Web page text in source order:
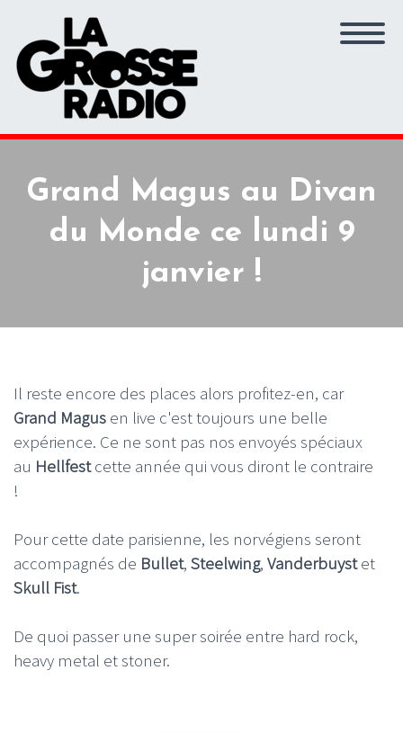
Grand Magus au Divan
du Monde ce lundi 9
janvier !
Il reste encore des places alors profitez-en, car
Grand Magus en live c'est toujours une belle
expérience. Ce ne sont pas nos envoyés spéciaux
au Hellfestcette année qui vous diront le contraire
!
Pour cette date parisienne, les norvégiens seront
accompagnés de Bullet, Steelwing, Vanderbuystet
Skull Fist.
De quoi passer une super soirée entre hard rock,
heavy metal et stoner.